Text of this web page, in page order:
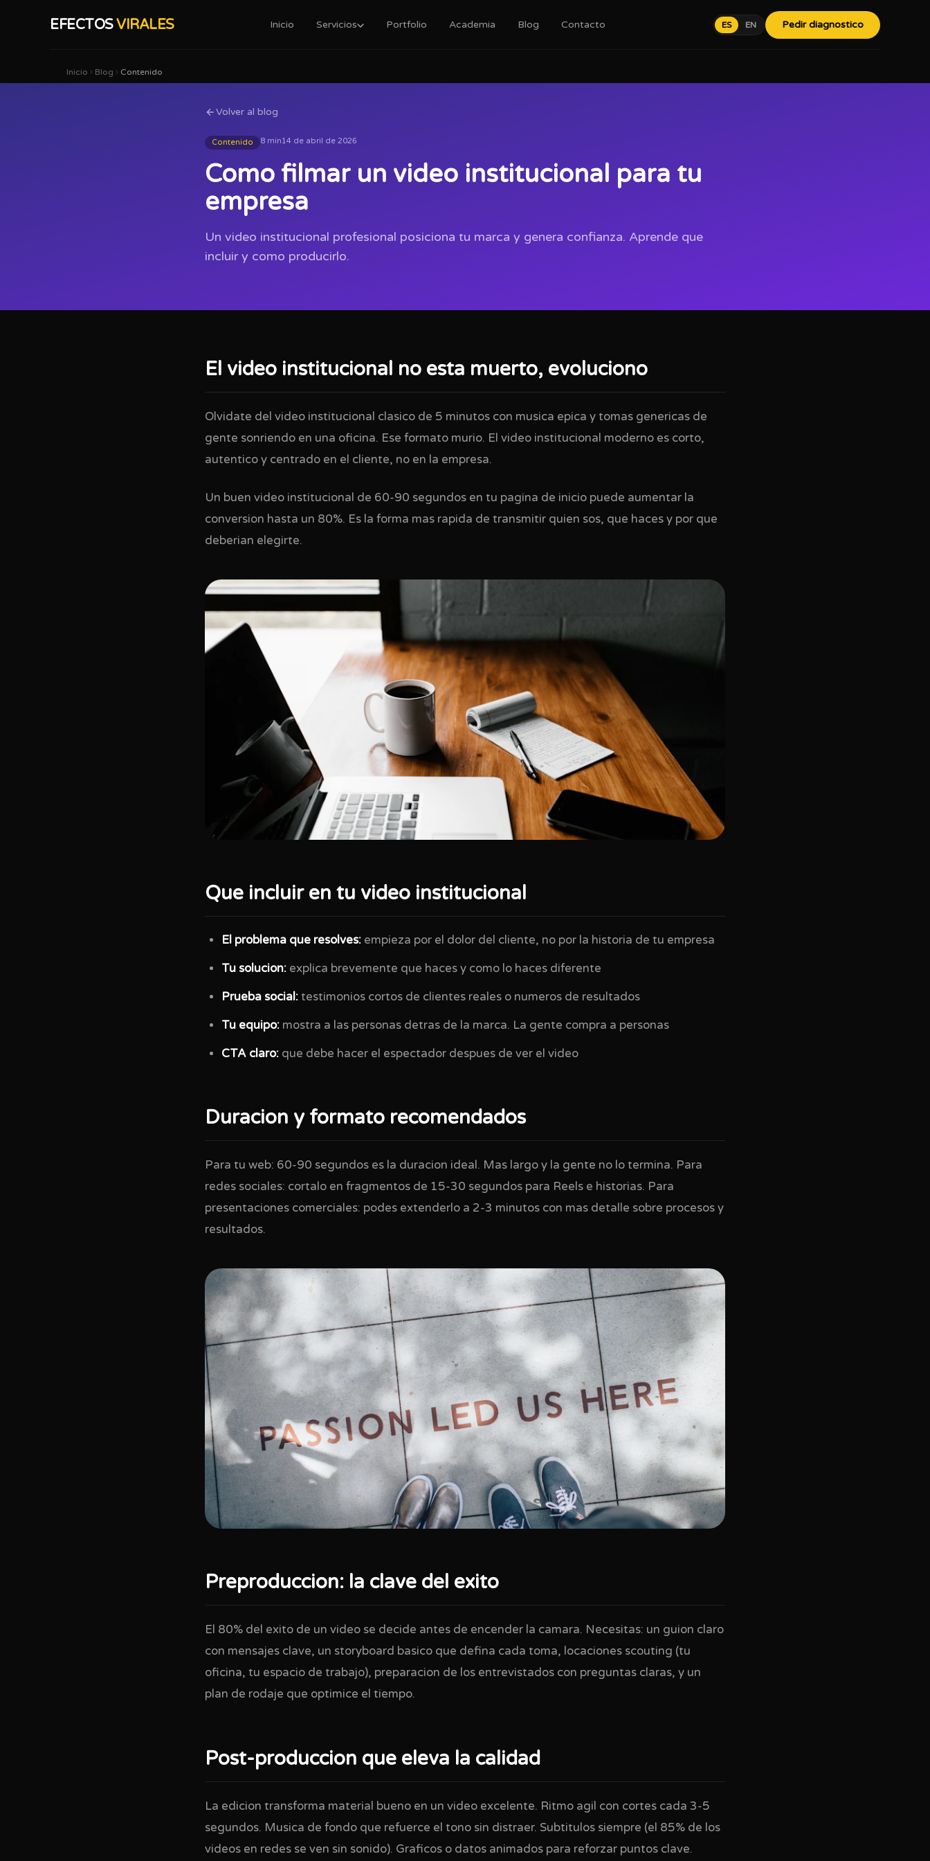
EFECTOSVIRALES Inicio Servicios Portfolio Academia Blog Contacto ES EN Pedir diagnostico
Inicio Blog Contenido
Volver al blog
Contenido 8 min14 de abril de 2026
Como filmar un video institucional para tu
empresa
Un video institucional profesional posiciona tu marca y genera confianza. Aprende que
incluir y como producirlo.
El video institucional no esta muerto, evoluciono
Olvidate del video institucional clasico de 5 minutos con musica epica y tomas genericas de
gente sonriendo en una oficina. Ese formato murio. El video institucional moderno es corto,
autentico y centrado en el cliente, no en la empresa.
Un buen video institucional de 60-90 segundos en tu pagina de inicio puede aumentar la
conversion hasta un 80%. Es la forma mas rapida de transmitir quien sos, que haces y por que
deberian elegirte.
Que incluir en tu video institucional
El problema que resolves: empieza por el dolor del cliente, no por la historia de tu empresa
Tu solucion: explica brevemente que haces y como lo haces diferente
Prueba social: testimonios cortos de clientes reales o numeros de resultados
Tu equipo: mostra a las personas detras de la marca. La gente compra a personas
CTA claro: que debe hacer el espectador despues de ver el video
Duracion y formato recomendados
Para tu web: 60-90 segundos es la duracion ideal. Mas largo y la gente no lo termina. Para
redes sociales: cortalo en fragmentos de 15-30 segundos para Reels e historias. Para
presentaciones comerciales: podes extenderlo a 2-3 minutos con mas detalle sobre procesos y
resultados.
Preproduccion: la clave del exito
El 80% del exito de un video se decide antes de encender la camara. Necesitas: un guion claro
con mensajes clave, un storyboard basico que defina cada toma, locaciones scouting (tu
oficina, tu espacio de trabajo), preparacion de los entrevistados con preguntas claras, y un
plan de rodaje que optimice el tiempo.
Post-produccion que eleva la calidad
La edicion transforma material bueno en un video excelente. Ritmo agil con cortes cada 3-5
segundos. Musica de fondo que refuerce el tono sin distraer. Subtitulos siempre (el 85% de los
videos en redes se ven sin sonido). Graficos o datos animados para reforzar puntos clave.